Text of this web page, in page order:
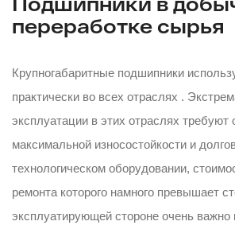
переработке сырья
Крупногабаритные подшипники
практически во всех отраслях .
эксплуатации в этих отраслях требуют
максимальной износостойкости и
технологическом оборудовании,
ремонта которого намного превышает
эксплуатирующей стороне очень важно